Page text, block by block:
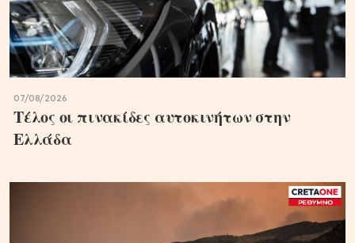
07/08/2026
Τέλος οι πινακίδες αυτοκινήτων στην
Ελλάδα